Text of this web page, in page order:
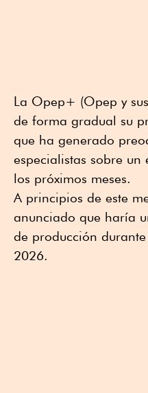
La Opep+ (Opep y
de forma gradual su
que ha generado
especialistas sobre un
los próximos meses.
A principios de este
anunciado que haría
de producción
2026.